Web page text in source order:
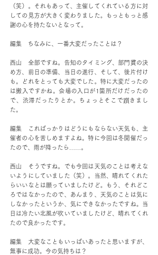
（笑）。それもあって、主催してくれている方に対
しての見方が大きく変わりました。もっともっと感
謝の心を持たないとなって。
編集 ちなみに、一番大変だったことは？
西山 全部ですね。告知のタイミング、部門賞の決
め方、前日の準備、当日の進行、そして、後片付け
も。どれをとっても大変でした。特に大変だったの
は搬入ですかね。会場の入口が1箇所だけだったの
で、渋滞だったりとか。ちょっとそこで躓きまし
た。
編集 こればっかりはどうにもならない天気も、主
催者の心を苦しめますよね。特に今回は冬開催だっ
たので、雨が降ったら……。
西山 そうですね。でも今回は天気のことは考えな
いようにしていました（笑）。当然、晴れてくれた
らいいなとは願っていましたけど。もう、それどこ
ろではなかったので、あんまり、天気のことは気に
しなかったというか、気にできなかったですね。当
日は冷たい北風が吹いていましたけど、晴れてくれ
たので良かったです。
編集 大変なこともいっぱいあったと思いますが、
無事に成功。今の気持ちは？